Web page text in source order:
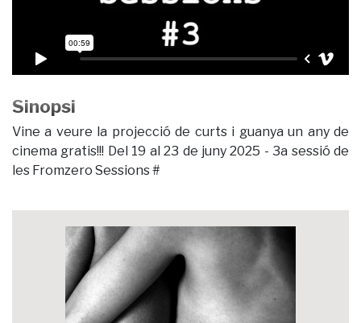
Sinopsi
Vine a veure la projecció de curts i guanya un any de
cinema gratis!!! Del 19 al 23 de juny 2025 - 3a sessió de
les Fromzero Sessions #